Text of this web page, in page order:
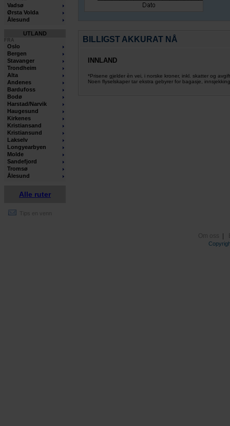
Vadsø
Ørsta Volda
Ålesund
UTLAND
FRA
Oslo
Bergen
Stavanger
Trondheim
Alta
Andenes
Bardufoss
Bodø
Harstad/Narvik
Haugesund
Kirkenes
Kristiansand
Kristiansund
Lakselv
Longyearbyen
Molde
Sandefjord
Tromsø
Ålesund
Alle ruter
Tips en venn
BILLIGST AKKURAT NÅ
INNLAND
*Prisene gjelder èn vei, i norske kroner, inkl. skatter og
Noen flyselskaper tar ekstra gebyrer for bagasje,
Om oss